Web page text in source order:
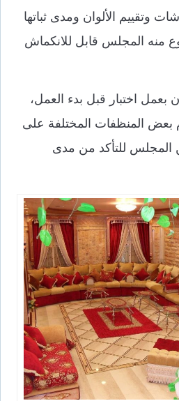
وتقييم الألوان ومدى ثباتها
منه المجلس قابل للانكماش
بعمل اختبار قبل بدء العمل،
المنظفات المختلفة على
المجلس للتأكد من مدى